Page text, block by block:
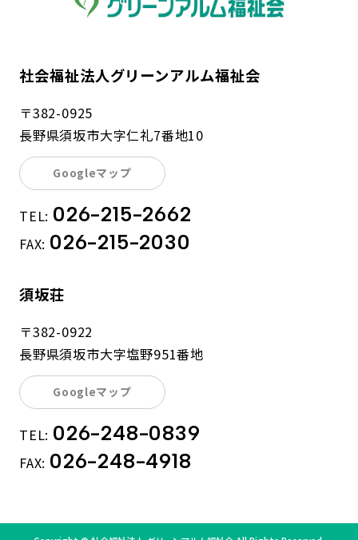
社会福祉法人グリーンアルム福祉会
〒382-0925
長野県須坂市大字仁礼7番地10
Googleマップ
TEL: 026-215-2662
FAX: 026-215-2030
須坂荘
〒382-0922
長野県須坂市大字塩野951番地
Googleマップ
TEL: 026-248-0839
FAX: 026-248-4918